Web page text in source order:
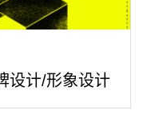
设计/形象设计